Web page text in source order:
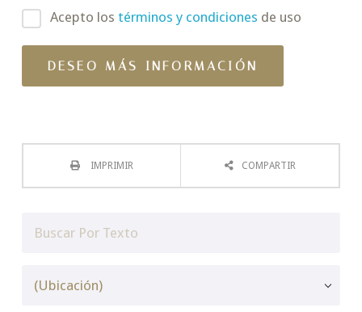
Acepto los términos y condiciones de uso
IMPRIMIR COMPARTIR